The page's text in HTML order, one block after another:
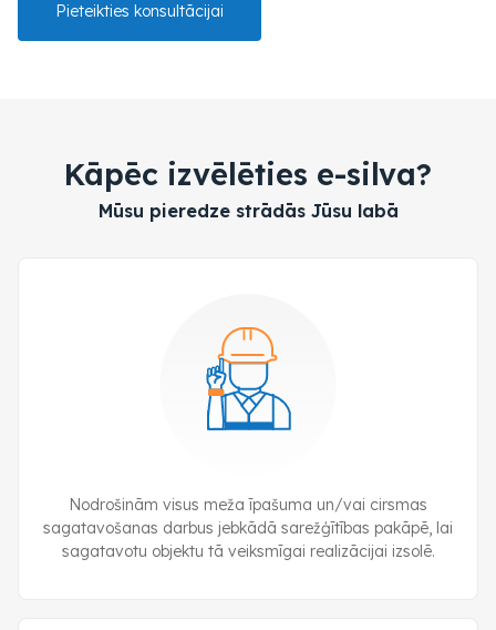
Pieteikties konsultācijai
Kāpēc izvēlēties e-silva?
Mūsu pieredze strādās Jūsu labā
Nodrošinām visus meža īpašuma un/vai cirsmas
sagatavošanas darbus jebkādā sarežģītības pakāpē, lai
sagatavotu objektu tā veiksmīgai realizācijai izsolē.